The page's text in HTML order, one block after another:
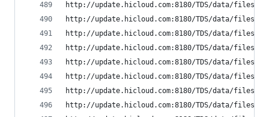
http://update.hicloud.com:8180/TDS/data/files/p9/
http://update.hicloud.com:8180/TDS/data/files/p9/
http://update.hicloud.com:8180/TDS/data/files/p9/
http://update.hicloud.com:8180/TDS/data/files/p9/
http://update.hicloud.com:8180/TDS/data/files/p9/
http://update.hicloud.com:8180/TDS/data/files/p9/
http://update.hicloud.com:8180/TDS/data/files/p9/
http://update.hicloud.com:8180/TDS/data/files/p9/